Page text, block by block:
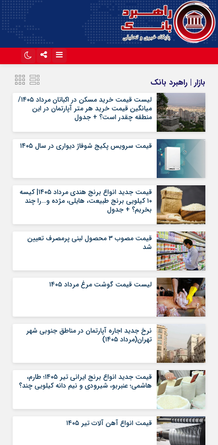
آپارات
بازار | راهبرد بانک
لیست قیمت خرید مسکن در اکباتان مرداد ۱۴۰۵/
میانگین قیمت خرید هر متر آپارتمان در این
منطقه چقدر است؟ + جدول
قیمت سرویس پکیج شوفاژ دیواری در سال ۱۴۰۵
قیمت جدید انواع برنج هندی مرداد ۱۴۰۵| کیسه
۱۰ کیلویی برنج طبیعت، هایلی، مژده و…را چند
بخریم؟ + جدول
قیمت مصوب ۳ محصول لبنی پرمصرف تعیین
شد
لیست قیمت گوشت مرغ مرداد ۱۴۰۵
نرخ جدید اجاره آپارتمان در مناطق جنوبی شهر
تهران(مرداد ۱۴۰۵)
قیمت جدید انواع برنج ایرانی تیر ۱۴۰۵؛ طارم،
هاشمی؛ عنبربو، شیرودی و نیم دانه کیلویی چند؟
قیمت انواع آهن آلات تیر ۱۴۰۵